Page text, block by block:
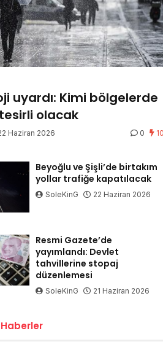
uyardı: Kimi bölgelerde
olacak
Haziran 2026 0 10
Beyoğlu ve Şişli’de birtakım
yollar trafiğe kapatılacak
SoleKinG 22 Haziran 2026
Resmi Gazete’de
yayımlandı: Devlet
tahvillerine stopaj
düzenlemesi
SoleKinG 21 Haziran 2026